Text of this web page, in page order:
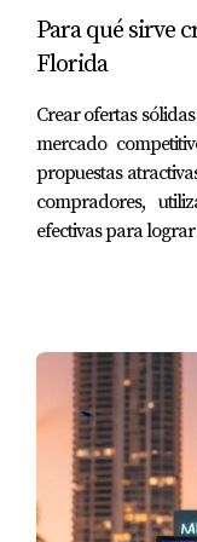
cómo afectan el
Caso de
La familia Pérez
durante la
de mudarse a un
decidieron
abundancia de
semanas. Al final,
porque actuaron
listada.
Caso de
Martínez
Para qué sirve
Florida
Crear ofertas
mercado
propuestas
compradores,
efectivas para lograr